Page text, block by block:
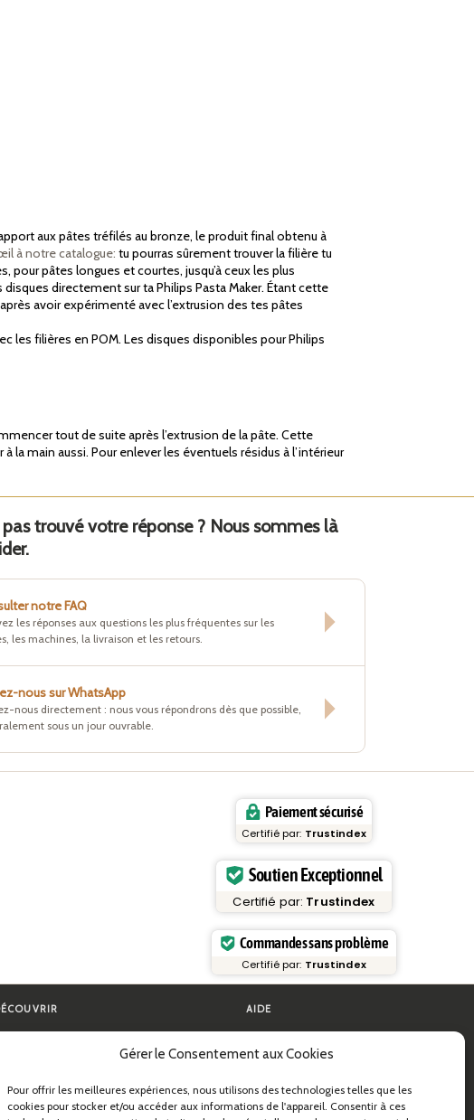
Gérer le Consentement aux Cookies
Pour offrir les meilleures expériences, nous utilisons des technologies telles que les
cookies pour stocker et/ou accéder aux informations de l'appareil. Consentir à ces
aux pâtes tréfilés au bronze, le produit final obtenu à
à notre catalogue: tu pourras sûrement trouver la filière tu
pâtes longues et courtes, jusqu’à ceux les plus
directement sur ta Philips Pasta Maker. Étant cette
avoir expérimenté avec l’extrusion des tes pâtes
les filières en POM. Les disques disponibles pour Philips
tout de suite après l’extrusion de la pâte. Cette
main aussi. Pour enlever les éventuels résidus à l’intérieur
pas trouvé votre réponse ? Nous sommes là
notre FAQ
les réponses aux questions les plus fréquentes sur les
les machines, la livraison et les retours.
nous sur WhatsApp
nous directement : nous vous répondrons dès que possible,
sous un jour ouvrable.
Paiement sécurisé
Certifié par: Trustindex
Soutien Exceptionnel
Certifié par: Trustindex
Commandes sans problème
Certifié par: Trustindex
Recettes
Professionnels & B2B
AIDE
FAQ et assistance
Contactez-nous
Infos livraison
Retours